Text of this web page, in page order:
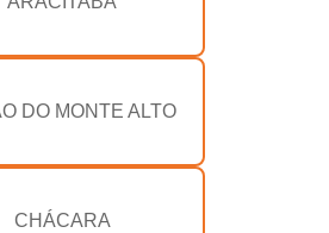
DO MONTE ALTO
CHÁCARA